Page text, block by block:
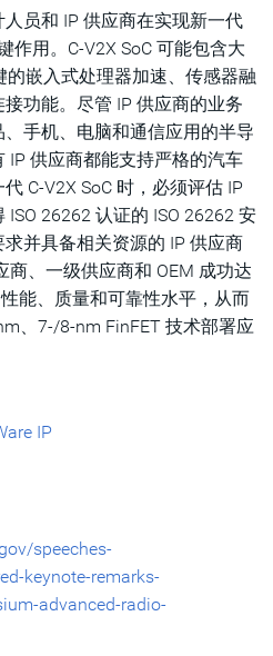
员和 IP 供应商在实现新一代
作用。C-V2X SoC 可能包含大
嵌入式处理器加速、传感器融
功能。尽管 IP 供应商的业务
手机、电脑和通信应用的半导
IP 供应商都能支持严格的汽车
C-V2X SoC 时，必须评估 IP
26262 认证的 ISO 26262 安
并具备相关资源的 IP 供应商
商、一级供应商和 OEM 成功达
能、质量和可靠性水平，从而
、7-/8-nm FinFET 技术部署应
IP
speeches-
keynote-remarks-
advanced-radio-